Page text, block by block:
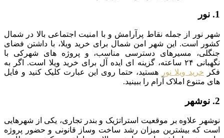
1. نور
شهر نور از جمله نقاط پرآرامش و با امنیت اجتماعی بالا در شمال
کشور است. این شهر امن شمال برای خرید ویلا، با داشتن فضای
جنگلی، مسیرهای دسترسی مناسب، و پروژه های شهرکی با
نگهبانی ۲۴ ساعته، گزینه ای ایده آل برای خرید ویلا است. اگر به
فکر خرید ویلا نور
هستید، حتما روی این عبارت کلیک کنید و فایل
های متنوع املاک آرام را ببینید.
2. نوشهر
نوشهر علاوه بر موقعیت استراتژیک و بندر تجاری، یکی از شهرهایی
است که بیشترین میزان رشد ساخت وساز قانونی و حضور پروژه